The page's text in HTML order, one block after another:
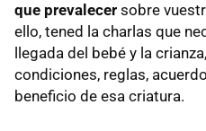
que prevalecer sobre
ello, tened la charlas que
llegada del bebé y la
condiciones, reglas,
beneficio de esa criatura.